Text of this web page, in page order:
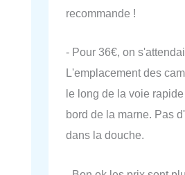
recommande !
- Pour 36€, on
L'emplacement des
le long de la voie
bord de la marne. Pas
dans la douche.